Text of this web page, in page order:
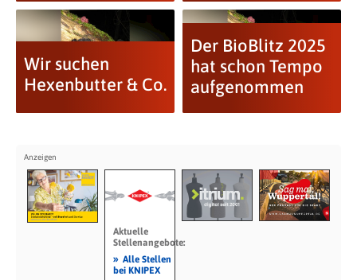
Wir suchen
Hexenbutter & Co.
Der BioBlitz 2025
hat schon Tempo
aufgenommen
Aktuelle
Stellenangebote:
» Alle Stellen
bei KNIPEX